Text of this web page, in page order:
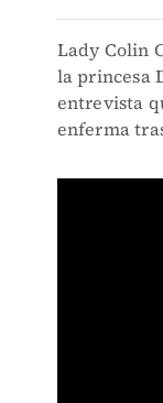
Lady Colin
la princesa
entrevista
enferma